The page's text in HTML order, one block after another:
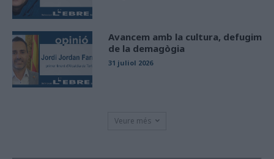
Avancem amb la cultura, defugim
de la demagògia
31 juliol 2026
Veure més